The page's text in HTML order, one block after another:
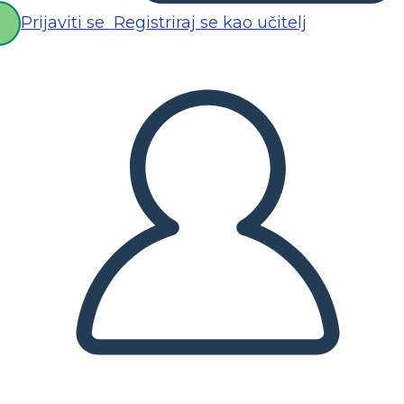
Prijaviti se Registriraj se kao učitelj